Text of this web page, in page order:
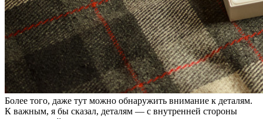
Более того, даже тут можно обнаружить внимание к деталям.
К важным, я бы сказал, деталям — с внутренней стороны